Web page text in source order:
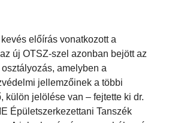
előírás vonatkozott a
új OTSZ-szel azonban bejött az
amelyben a
jellemzőinek a többi
külön jelölése van – fejtette ki dr.
Épületszerkezettani Tanszék